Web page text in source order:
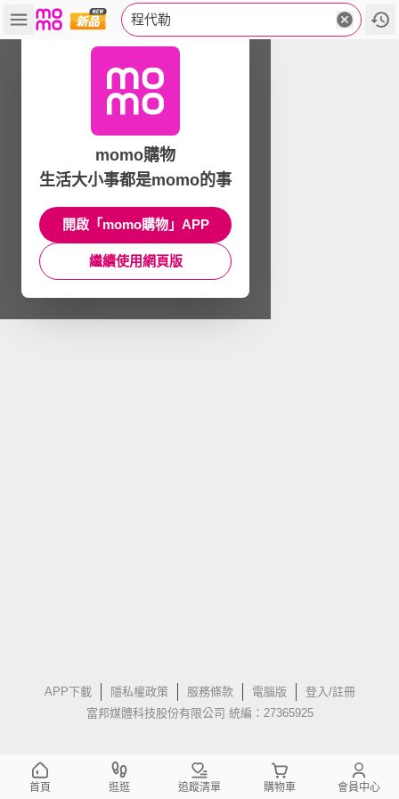
程代勒
APP下載 隱私權政策 服務條款 電腦版
登入/註冊
富邦媒體科技股份有限公司 統編：27365925
momo購物
生活大小事都是momo的事
開啟「momo購物」APP
繼續使用網頁版
首頁 逛逛 追蹤清單 購物車 會員中心